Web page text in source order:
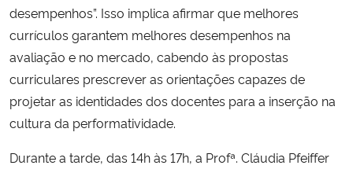
desempenhos”. Isso implica afirmar que melhores
currículos garantem melhores desempenhos na
avaliação e no mercado, cabendo às propostas
curriculares prescrever as orientações capazes de
projetar as identidades dos docentes para a inserção na
cultura da performatividade.
Durante a tarde, das 14h às 17h, a Profª. Cláudia Pfeiffer